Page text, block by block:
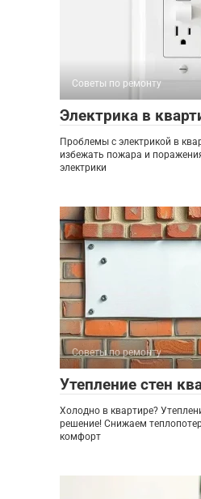
Советы по ремонту
Электрика в
Проблемы с электрикой в
избежать пожара и
электрики
Советы по ремонту
Утепление стен
Холодно в квартире?
решение! Снижаем
комфорт